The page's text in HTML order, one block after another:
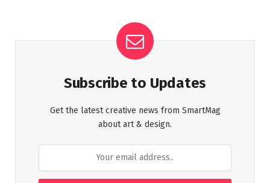
Subscribe to Updates
Get the latest creative news from SmartMag
about art & design.